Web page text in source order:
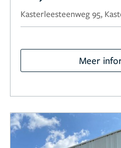
Kasterleesteenweg 95,
Meer